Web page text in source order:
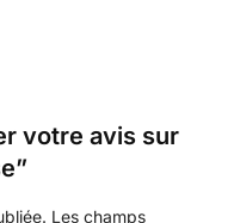
votre avis sur
Les champs